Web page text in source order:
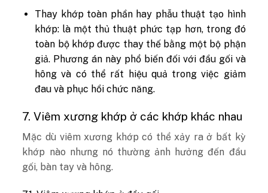
Thay khớp toàn phần hay phẫu thuật tạo hình
khớp: là một thủ thuật phức tạp hơn, trong đó
toàn bộ khớp được thay thế bằng một bộ phận
giả. Phương án này phổ biến đối với đầu gối và
hông và có thể rất hiệu quả trong việc giảm
đau và phục hồi chức năng.
7. Viêm xương khớp ở các khớp khác nhau
Mặc dù viêm xương khớp có thể xảy ra ở bất kỳ
khớp nào nhưng nó thường ảnh hưởng đến đầu
gối, bàn tay và hông.